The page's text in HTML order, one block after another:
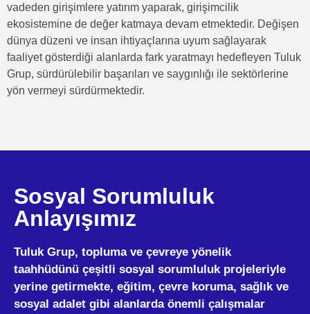
vadeden girişimlere yatırım yaparak, girişimcilik
ekosistemine de değer katmaya devam etmektedir. Değişen
dünya düzeni ve insan ihtiyaçlarına uyum sağlayarak
faaliyet gösterdiği alanlarda fark yaratmayı hedefleyen Tuluk
Grup, sürdürülebilir başarıları ve saygınlığı ile sektörlerine
yön vermeyi sürdürmektedir.
Sosyal Sorumluluk
Anlayışımız
Tuluk Grup, topluma ve çevreye yönelik
taahhüdünü çeşitli sosyal sorumluluk projeleriyle
yerine getirmekte, eğitim, çevre koruma, sağlık ve
sosyal adalet gibi alanlarda önemli çalışmalar